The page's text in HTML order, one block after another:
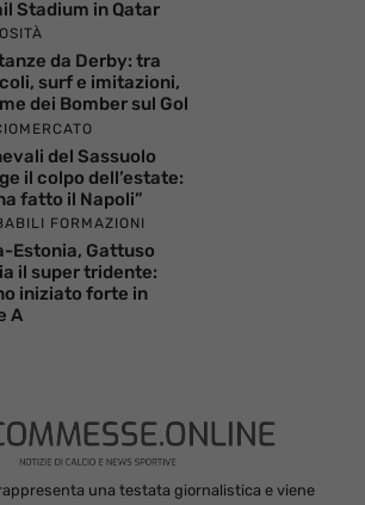
Stadium in Qatar
da Derby: tra
surf e imitazioni,
dei Bomber sul Gol
del Sassuolo
il colpo dell’estate:
fatto il Napoli”
FORMAZIONI
Estonia, Gattuso
il super tridente:
iniziato forte in
A
una testata giornalistica e viene